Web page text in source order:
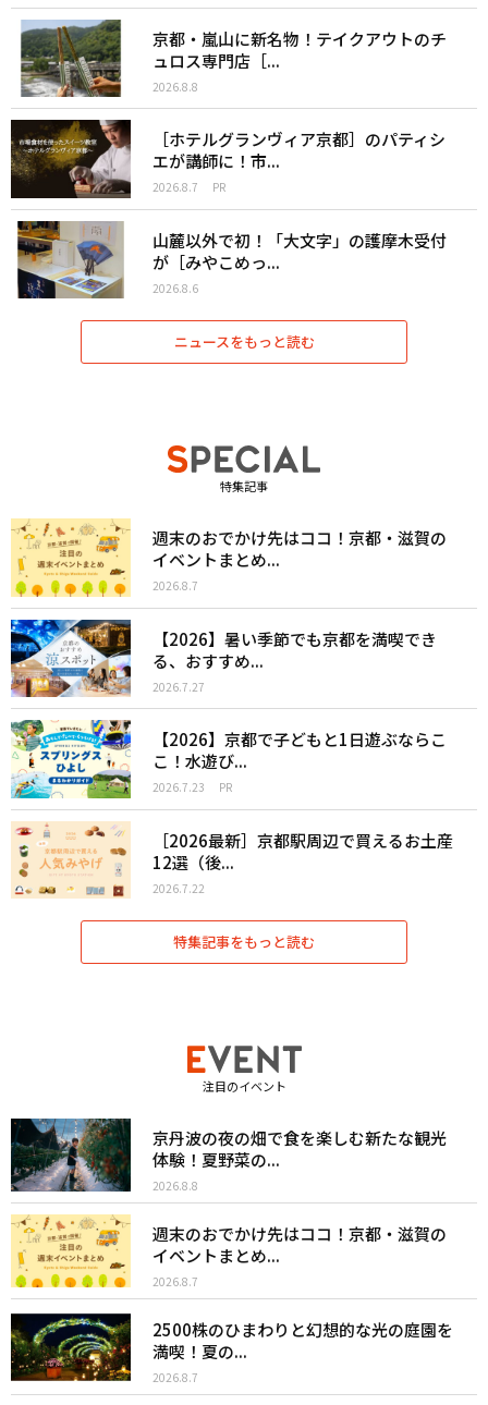
京都・嵐山に新名物！テイクアウトのチ
ュロス専門店［...
2026.8.8
［ホテルグランヴィア京都］のパティシ
エが講師に！市...
2026.8.7 PR
山麓以外で初！「大文字」の護摩木受付
が［みやこめっ...
2026.8.6
ニュースをもっと読む
特集記事
週末のおでかけ先はココ！京都・滋賀の
イベントまとめ...
2026.8.7
【2026】暑い季節でも京都を満喫でき
る、おすすめ...
2026.7.27
【2026】京都で子どもと1日遊ぶならこ
こ！水遊び...
2026.7.23 PR
［2026最新］京都駅周辺で買えるお土産
12選（後...
2026.7.22
特集記事をもっと読む
注目のイベント
京丹波の夜の畑で食を楽しむ新たな観光
体験！夏野菜の...
2026.8.8
週末のおでかけ先はココ！京都・滋賀の
イベントまとめ...
2026.8.7
2500株のひまわりと幻想的な光の庭園を
満喫！夏の...
2026.8.7